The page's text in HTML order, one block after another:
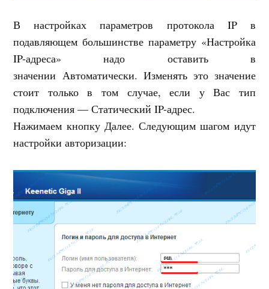
В настройках параметров протокола IP в
подавляющем большинстве параметру «Настройка
IP-адреса» надо оставить в
значении Автоматически. Изменять это значение
стоит только в том случае, если у Вас тип
подключения — Статический IP-адрес.
Нажимаем кнопку Далее. Следующим шагом идут
настройки авторизации: